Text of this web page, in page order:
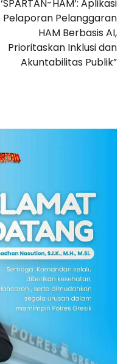
‘SPARTAN-HAM’: Aplikasi
Pelaporan Pelanggaran
HAM Berbasis AI,
Prioritaskan Inklusi dan
Akuntabilitas Publik”